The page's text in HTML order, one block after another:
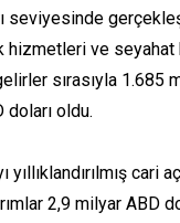
seviyesinde
hizmetleri ve
sırasıyla 1.685
oldu.
yıllıklandırılmış cari
2,9 milyar ABD